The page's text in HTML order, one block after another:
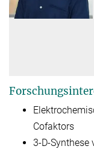
Cofaktors
3-D-Synthese